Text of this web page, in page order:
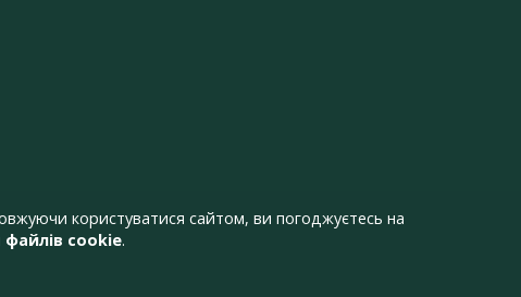
користуватися сайтом, ви погоджуєтесь на
файлів cookie.